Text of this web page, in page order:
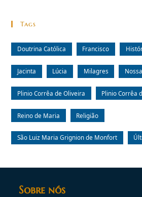
Tags
Doutrina Católica Francisco
Jacinta Lúcia Milagres
Plinio Corrêa de Oliveira Plinio Corrêa
Reino de Maria Religião
São Luiz Maria Grignion de Monfort
Sobre nós